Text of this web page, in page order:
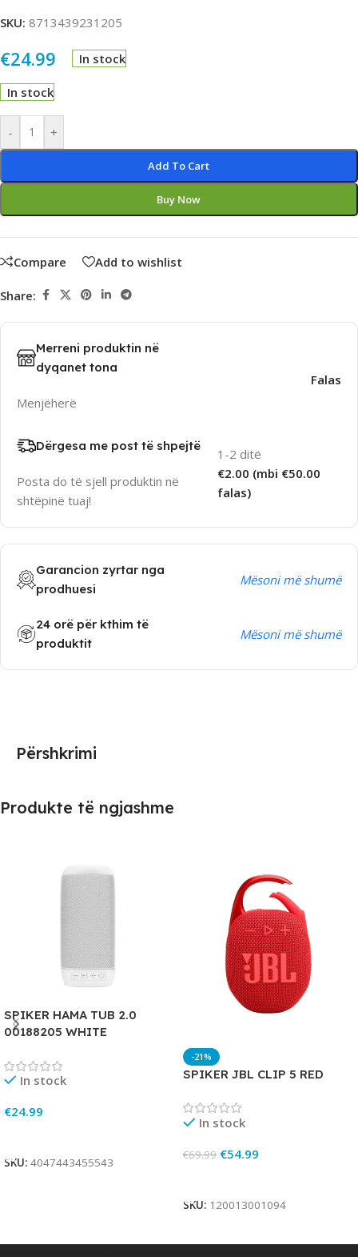
SKU: 8713439231205
€24.99 In stock
In stock
- +
Add To Cart
Buy Now
Alternative:
Compare Add to wishlist
Share:
Merreni produktin në
dyqanet tona
Menjëherë
Falas
Dërgesa me post të shpejtë
Posta do të sjell produktin në
shtëpinë tuaj!
1-2 ditë
€2.00 (mbi €50.00
falas)
Garancion zyrtar nga
prodhuesi
Mësoni më shumë
24 orë për kthim të
produktit
Mësoni më shumë
Përshkrimi
Produkte të ngjashme
SPIKER HAMA TUB 2.0
00188205 WHITE
In stock
€24.99
SKU: 4047443455543
-21%
SPIKER JBL CLIP 5 RED
In stock
€69.99 €54.99
SKU: 120013001094